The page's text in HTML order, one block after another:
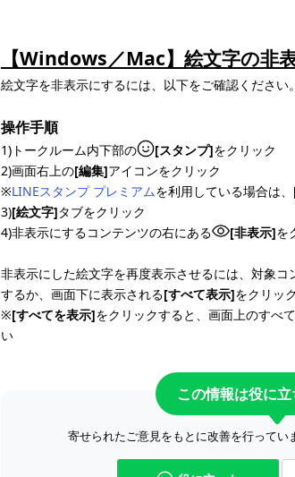
【Windows／Mac】絵文字の非
絵文字を非表示にするには、以下をご確認ください。
操作手順
1)トークルーム内下部の [スタンプ]をクリック
2)画面右上の[編集]アイコンをクリック
※LINEスタンプ プレミアムを利用している場合は、
3)[絵文字]タブをクリック
4)非表示にするコンテンツの右にある
[非表示]を
非表示にした絵文字を再度表示させるには、対象コ
するか、画面下に表示される[すべて表示]をクリッ
※[すべてを表示]をクリックすると、画面上のすべ
い
この情報は役に
寄せられたご意見をもとに改善を行ってい